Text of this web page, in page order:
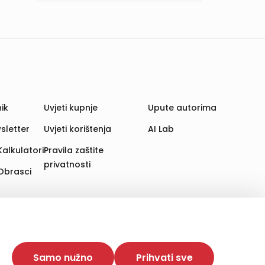
Time poboljšavamo korisničko iskustvo,
web stranica i uređaja u tu svrhu. Naši partneri
Samo nužno Prihvati sve
Uvjeti kupnje
Uvjeti korištenja
Pravila zaštite
privatnosti
Upute autorima
AI Lab